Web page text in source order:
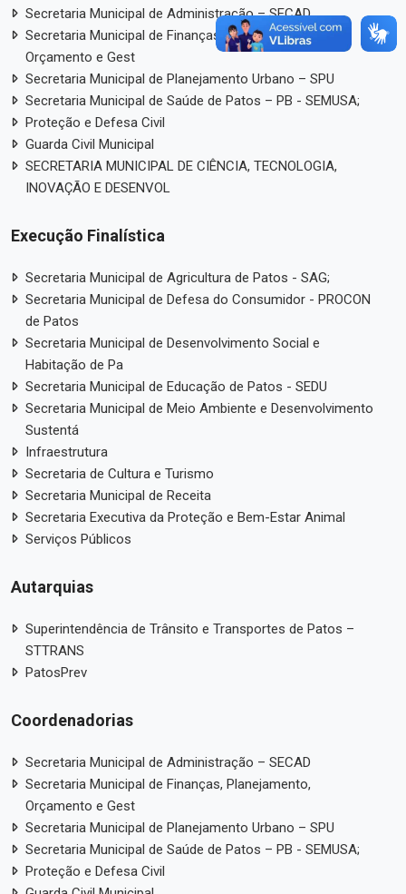
Secretaria Municipal de Administração – SECAD
Secretaria Municipal de Finanças, Planejamento,
Orçamento e Gest
Secretaria Municipal de Planejamento Urbano – SPU
Secretaria Municipal de Saúde de Patos – PB - SEMUSA;
Proteção e Defesa Civil
Guarda Civil Municipal
SECRETARIA MUNICIPAL DE CIÊNCIA, TECNOLOGIA,
INOVAÇÃO E DESENVOL
Execução Finalística
Secretaria Municipal de Agricultura de Patos - SAG;
Secretaria Municipal de Defesa do Consumidor - PROCON
de Patos
Secretaria Municipal de Desenvolvimento Social e
Habitação de Pa
Secretaria Municipal de Educação de Patos - SEDU
Secretaria Municipal de Meio Ambiente e Desenvolvimento
Sustentá
Infraestrutura
Secretaria de Cultura e Turismo
Secretaria Municipal de Receita
Secretaria Executiva da Proteção e Bem-Estar Animal
Serviços Públicos
Autarquias
Superintendência de Trânsito e Transportes de Patos –
STTRANS
PatosPrev
Coordenadorias
Secretaria Municipal de Administração – SECAD
Secretaria Municipal de Finanças, Planejamento,
Orçamento e Gest
Secretaria Municipal de Planejamento Urbano – SPU
Secretaria Municipal de Saúde de Patos – PB - SEMUSA;
Proteção e Defesa Civil